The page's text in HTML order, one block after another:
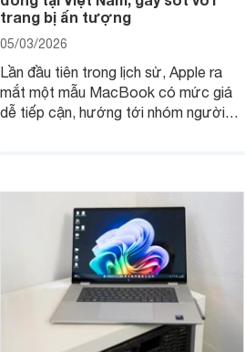
trang bị ấn tượng
05/03/2026
Lần đầu tiên trong lịch sử, Apple ra
mắt một mẫu MacBook có mức giá
dễ tiếp cận, hướng tới nhóm người
hút sự quan tâm lớn từ thị trường.